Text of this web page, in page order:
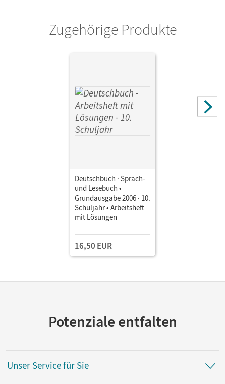
Dick, Friedrich; Ferrante-Heidl, Josi; Koppers, Marlene;
Zugehörige Produkte
Deutschbuch · Sprach-
und Lesebuch •
Grundausgabe 2006 · 10.
Schuljahr • Arbeitsheft
mit Lösungen
16,50 EUR
Potenziale entfalten
Unser Service für Sie